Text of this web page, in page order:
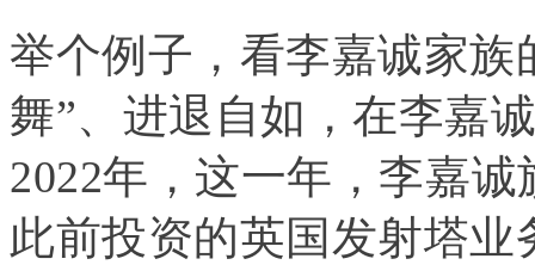
举个例子，看李嘉诚家
舞”、进退自如，在李嘉
2022年，这一年，李嘉
此前投资的英国发射塔业